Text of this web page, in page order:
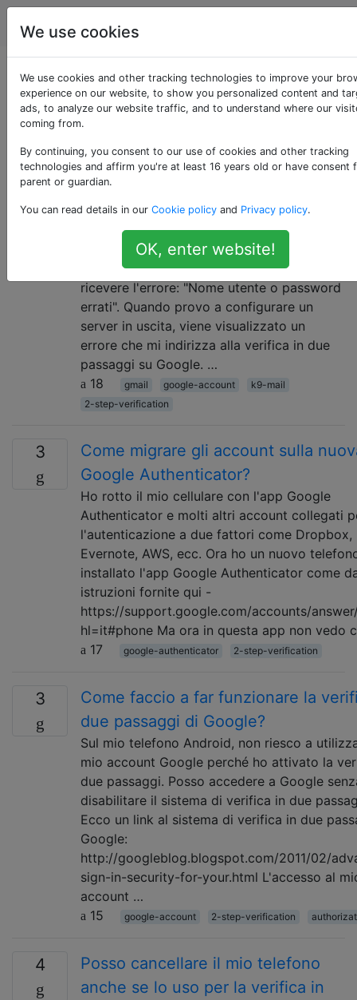
Android
Domande taggate
«2-step-verification»
2
Come posso configurare un
account Gmail con la verifica in
due passaggi in K-9 Mail?
Sto cercando di configurare il mio account
Gmail in K-9 Mail, ma quando sto
configurando il server in arrivo, continuo a
ricevere l'errore: "Nome utente o password
errati". Quando provo a configurare un
server in uscita, viene visualizzato un
errore che mi indirizza alla verifica in due
passaggi su Google. …
18
gmail google-account
k9-mail
2-step-verification
3
Come migrare gli account sulla
Google Authenticator?
Ho rotto il mio cellulare con l'app Google
Authenticator e molti altri account collegati
l'autenticazione a due fattori come Dropbox,
Evernote, AWS, ecc. Ora ho un nuovo
installato l'app Google Authenticator come
istruzioni fornite qui -
https://support.google.com/accounts/
hl=it#phone Ma ora in questa app non vedo
17
google-authenticator 2-step-verification
3
Come faccio a far funzionare la
due passaggi di Google?
Sul mio telefono Android, non riesco a
mio account Google perché ho attivato la
due passaggi. Posso accedere a Google
disabilitare il sistema di verifica in due
Ecco un link al sistema di verifica in due
Google:
http://googleblog.blogspot.com/2011/02/
sign-in-security-for-your.html L'accesso al
account …
15
google-account 2-step-verification
4
Posso cancellare il mio telefono
anche se lo uso per la verifica in
We use cookies
We use cookies and other tracking technologies to improve your
experience on our website, to show you personalized content and
ads, to analyze our website traffic, and to understand where our
coming from.
By continuing, you consent to our use of cookies and other tracking
technologies and affirm you're at least 16 years old or have consent
parent or guardian.
You can read details in our Cookie policy and Privacy policy.
OK, enter website!